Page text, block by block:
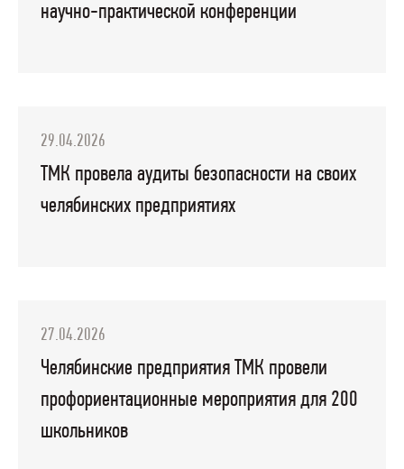
научно-практической конференции
29.04.2026
ТМК провела аудиты безопасности на своих
челябинских предприятиях
27.04.2026
Челябинские предприятия ТМК провели
профориентационные мероприятия для 200
школьников